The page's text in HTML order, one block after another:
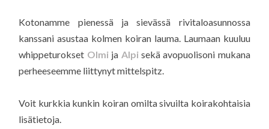
Kotonamme pienessä ja sievässä rivitaloasunnossa
kanssani asustaa kolmen koiran lauma. Laumaan kuuluu
whippeturokset Olmi ja Alpi sekä avopuolisoni mukana
perheeseemme liittynyt mittelspitz.
Voit kurkkia kunkin koiran omilta sivuilta koirakohtaisia
lisätietoja.